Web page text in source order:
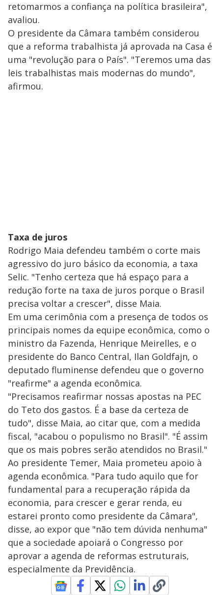
retomarmos a confiança na política brasileira",
avaliou.
O presidente da Câmara também considerou
que a reforma trabalhista já aprovada na Casa é
uma "revolução para o País". "Teremos uma das
leis trabalhistas mais modernas do mundo",
afirmou.
Taxa de juros
Rodrigo Maia defendeu também o corte mais
agressivo do juro básico da economia, a taxa
Selic. "Tenho certeza que há espaço para a
redução forte na taxa de juros porque o Brasil
precisa voltar a crescer", disse Maia.
Em uma cerimônia com a presença de todos os
principais nomes da equipe econômica, como o
ministro da Fazenda, Henrique Meirelles, e o
presidente do Banco Central, Ilan Goldfajn, o
deputado fluminense defendeu que o governo
"reafirme" a agenda econômica.
"Precisamos reafirmar nossas apostas na PEC
do Teto dos gastos. É a base da certeza de
tudo", disse Maia, ao citar que, com a medida
fiscal, "acabou o populismo no Brasil". "É assim
que os mais pobres serão atendidos no Brasil."
Ao presidente Temer, Maia prometeu apoio à
agenda econômica. "Para tudo aquilo que for
fundamental para a recuperação rápida da
economia, para crescer e gerar renda, eu
estarei pronto como presidente da Câmara",
disse, ao expor que "não tem dúvida nenhuma"
que a sociedade apoiará o Congresso por
aprovar a agenda de reformas estruturais,
especialmente da Previdência.